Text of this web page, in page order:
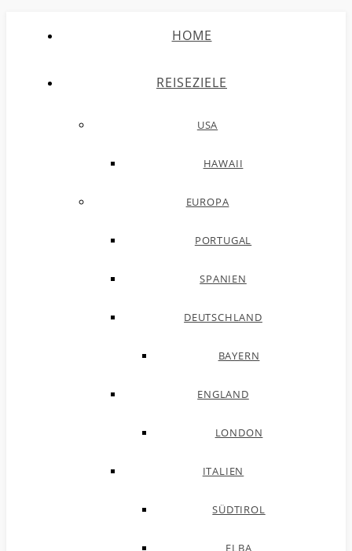
HOME
REISEZIELE
USA
HAWAII
EUROPA
PORTUGAL
SPANIEN
DEUTSCHLAND
BAYERN
ENGLAND
LONDON
ITALIEN
SÜDTIROL
ELBA